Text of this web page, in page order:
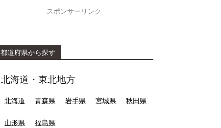
スポンサーリンク
都道府県から探す
北海道・東北地方
北海道 青森県 岩手県 宮城県 秋田県
山形県 福島県